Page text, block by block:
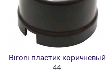
Bironi пластик коричневый
44